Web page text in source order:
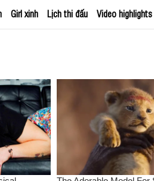
Girl xinh Lịch thi đấu Video highlights